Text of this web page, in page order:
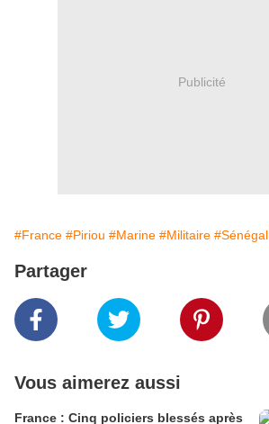
Publicité
#France #Piriou #Marine #Militaire #Sénégal
Partager
Vous aimerez aussi
France : Cinq policiers blessés après